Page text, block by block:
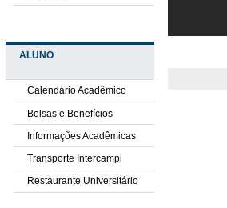
ALUNO
Calendário Acadêmico
Bolsas e Benefícios
Informações Acadêmicas
Transporte Intercampi
Restaurante Universitário